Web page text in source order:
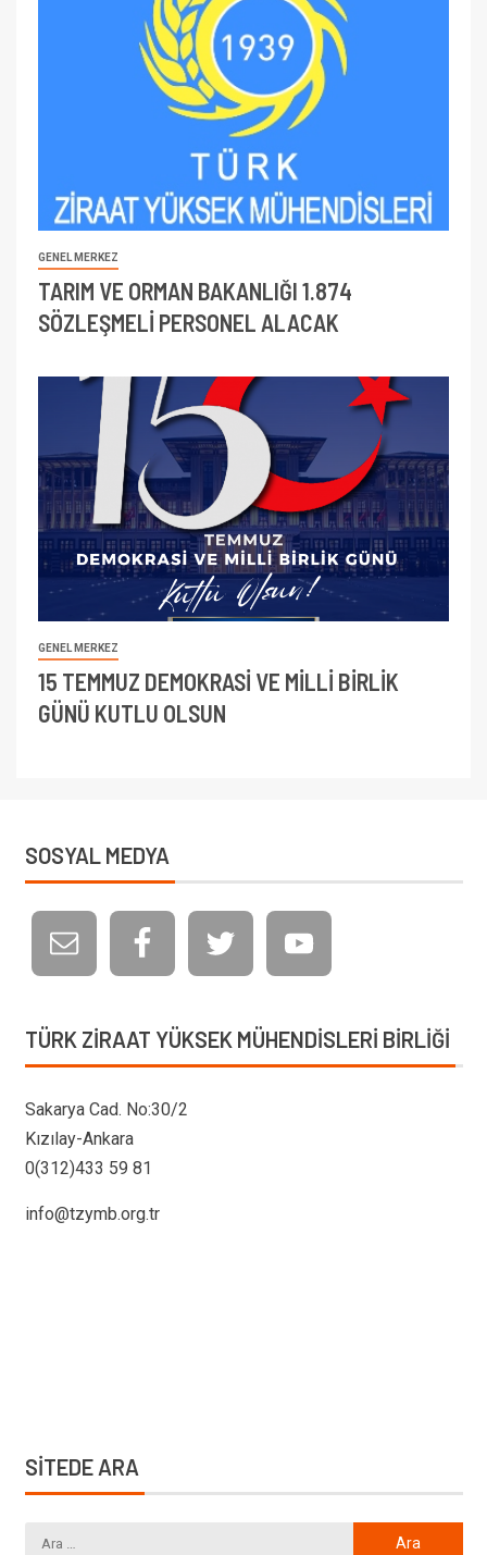
GENEL MERKEZ
TARIM VE ORMAN BAKANLIĞI 1.874
SÖZLEŞMELİ PERSONEL ALACAK
GENEL MERKEZ
15 TEMMUZ DEMOKRASİ VE MİLLİ BİRLİK
GÜNÜ KUTLU OLSUN
SOSYAL MEDYA
TÜRK ZIRAAT YÜKSEK MÜHENDISLERI BIRLIĞI
Sakarya Cad. No:30/2
Kızılay-Ankara
0(312)433 59 81
info@tzymb.org.tr
SİTEDE ARA